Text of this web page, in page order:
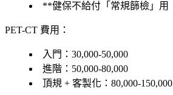
**健保不給付「常規篩檢」用
PET-CT 費用 ：
入門 ：30,000-50,000
進階 ：50,000-80,000
頂規 + 客製化 ：80,000-150,000